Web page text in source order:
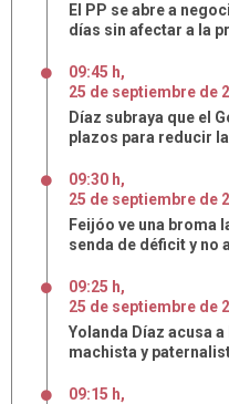
El PP se abre a
días sin afectar a la
09:45 h,
25 de septiembre de
Díaz subraya que el
plazos para reducir
09:30 h,
25 de septiembre de
Feijóo ve una broma
senda de déficit y no
09:25 h,
25 de septiembre de
Yolanda Díaz acusa
machista y
09:15 h,